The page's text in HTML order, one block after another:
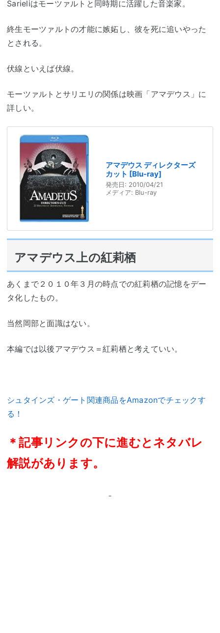
Sarieliはモーツァルトと同時期に活躍した音楽家。
終生モーツァルトの才能に嫉妬し、彼を死に追いやった
とされる。
伏線といえば伏線。
モーツァルトとサリエリの関係は映画「アマデウス」に
詳しい。
アマデウス ディレクターズ
カット [Blu-ray]
発売日: 2010/04/21
メディア: Blu-ray
アマデウス上の紅莉栖
あくまで２０１０年３月の時点での紅莉栖の記憶をデー
タ化したもの。
当然岡部と面識はない。
本編では以後アマデウス＝紅莉栖と考えていい。
シュタインズ・ゲート関連商品をAmazonでチェックす
る！
＊記事リンクの下に進むとネタバレ
解説があります。